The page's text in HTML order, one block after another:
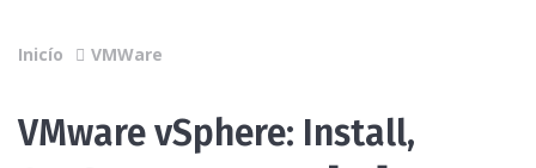
Inicío VMWare
VMware vSphere: Install,